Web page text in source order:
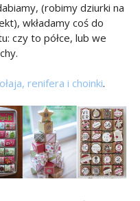
(robimy dziurki na
wkładamy coś do
czy to półce, lub we
renifera i choinki.